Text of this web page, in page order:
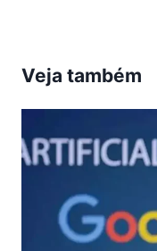
Veja também